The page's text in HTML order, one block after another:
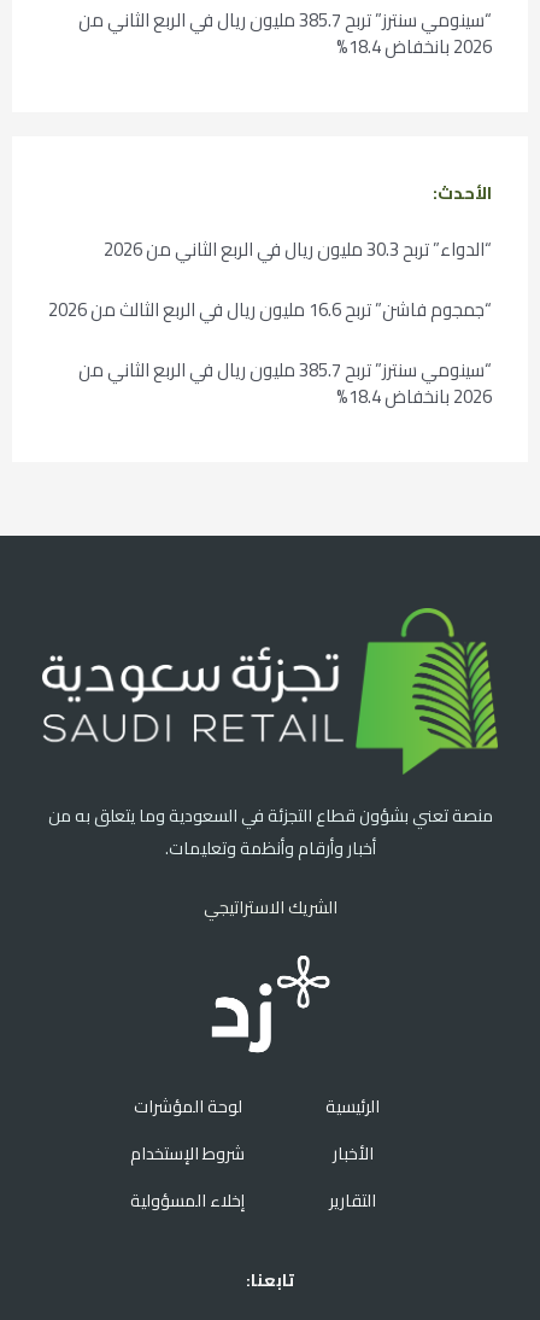
“سينومي سنترز” تربح 385.7 مليون ريال في الربع الثاني من
2026 بانخفاض 18.4%
الأحدث:
“الدواء” تربح 30.3 مليون ريال في الربع الثاني من 2026
“جمجوم فاشن” تربح 16.6 مليون ريال في الربع الثالث من 2026
“سينومي سنترز” تربح 385.7 مليون ريال في الربع الثاني من
2026 بانخفاض 18.4%
منصة تعني بشؤون قطاع التجزئة في السعودية وما يتعلق به من
أخبار وأرقام وأنظمة وتعليمات.
الشريك الاستراتيجي
الرئيسية
الأخبار
التقارير
لوحة المؤشرات
شروط الإستخدام
إخلاء المسؤولية
تابعنا: